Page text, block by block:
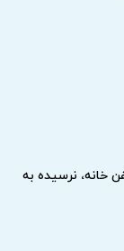
خانه، نرسیده به